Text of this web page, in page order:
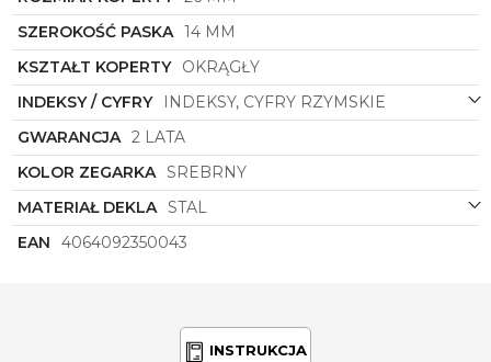
SZEROKOŚĆ PASKA 14 MM
KSZTAŁT KOPERTY OKRĄGŁY
INDEKSY / CYFRY
INDEKSY, CYFRY RZYMSKIE
GWARANCJA 2 LATA
KOLOR ZEGARKA SREBRNY
MATERIAŁ DEKLA STAL
EAN
4064092350043
INSTRUKCJA